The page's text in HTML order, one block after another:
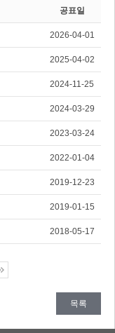
공표일
2026-04-01
2025-04-02
2024-11-25
2024-03-29
2023-03-24
2022-01-04
2019-12-23
2019-01-15
2018-05-17
목록